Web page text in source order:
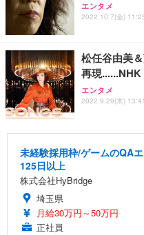
エンタメ
2022.10.7(金)
松任谷由美
再現......NHK
エンタメ
2022.9.29(木) 13:41
未経験採用枠/ゲームのQA
125日以上
株式会社HyBridge
埼玉県
月給30万円～50万円
正社員